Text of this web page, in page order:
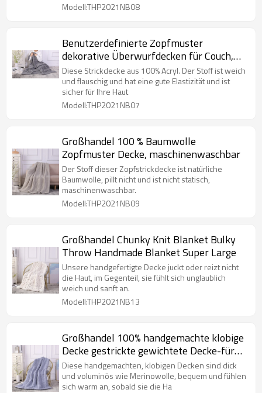
Modell:THP2021NB08
Benutzerdefinierte Zopfmuster
dekorative Überwurfdecken für Couch,
weich, gemütlich und
maschinenwaschbar
Diese Strickdecke aus 100% Acryl. Der Stoff ist weich
und flauschig und hat eine gute Elastizität und ist
sicher für Ihre Haut
Modell:THP2021NB07
Großhandel 100 % Baumwolle
Zopfmuster Decke, maschinenwaschbar
Der Stoff dieser Zopfstrickdecke ist natürliche
Baumwolle, pillt nicht und ist nicht statisch,
maschinenwaschbar.
Modell:THP2021NB09
Großhandel Chunky Knit Blanket Bulky
Throw Handmade Blanket Super Large
Unsere handgefertigte Decke juckt oder reizt nicht
die Haut, im Gegenteil, sie fühlt sich unglaublich
weich und sanft an.
Modell:THP2021NB13
Großhandel 100% handgemachte klobige
Decke gestrickte gewichtete Decke-für
Ihr Bett, Sofa, Schlafzimmer oder
Wohnzimmer
Diese handgemachten, klobigen Decken sind dick
und voluminös wie Merinowolle, bequem und fühlen
sich warm an, sobald sie die Ha